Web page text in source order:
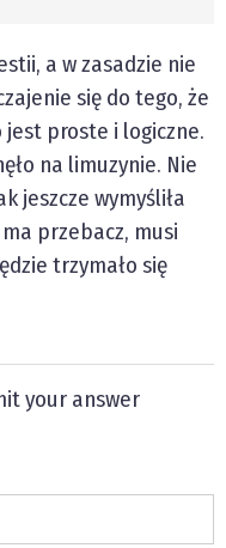
a w zasadzie nie
się do tego, że
jest proste i logiczne.
na limuzynie. Nie
jeszcze wymyśliła
przebacz, musi
trzymało się
your answer